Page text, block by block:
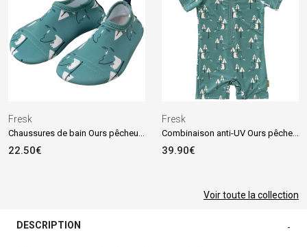
Fresk
22.50€
Fresk
39.90€
Voir toute la collection
DESCRIPTION -